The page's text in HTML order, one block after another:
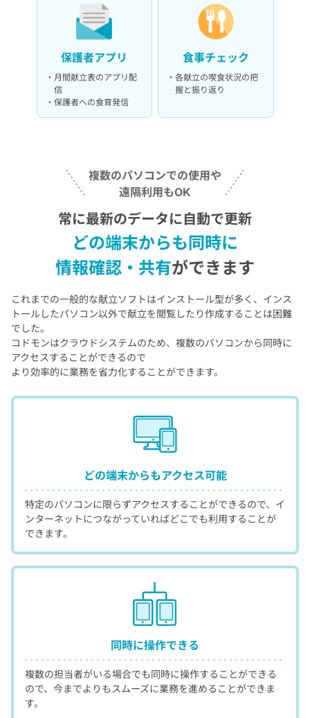
保護者アプリ
月間献立表のアプリ配
信
保護者への食育発信
食事チェック
各献立の喫食状況の把
握と振り返り
複数のパソコンでの使用や
遠隔利用もOK
常に最新のデータに自動で更新
どの端末からも同時に
情報確認・共有ができます
これまでの一般的な献立ソフトはインストール型が多く、 インス
トールしたパソコン以外で献立を閲覧したり作成することは困難
でした。
コドモンはクラウドシステムのため、複数のパソコンから同時に
アクセスすることができるので
より効率的に業務を省力化することができます。
どの端末からもアクセス可能
特定のパソコンに限らずアクセスすることができるので、イ
ンターネットにつながっていればどこでも利用することが
できます。
同時に操作できる
複数の担当者がいる場合でも同時に操作することができる
ので、今までよりもスムーズに業務を進めることができま
す。